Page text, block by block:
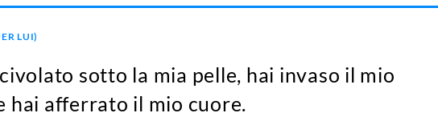
LUI)
sotto la mia pelle, hai invaso il mio
hai afferrato il mio cuore.